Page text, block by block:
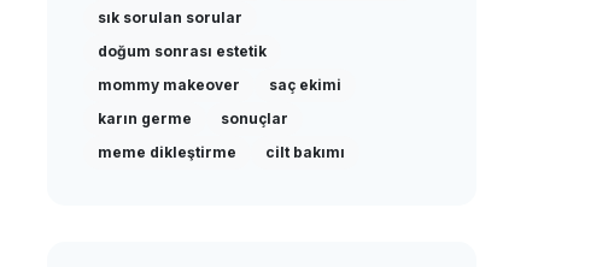
sık sorulan sorular
doğum sonrası estetik
mommy makeover
saç ekimi
karın germe
sonuçlar
meme dikleştirme
cilt bakımı